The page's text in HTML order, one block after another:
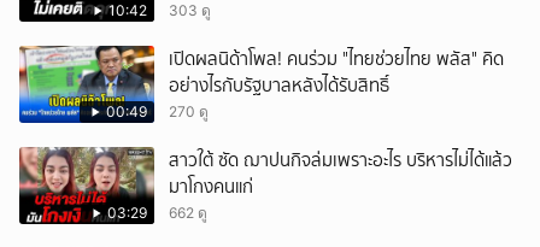
10:42 303 ดู
00:49
เปิดผลนิด้าโพล! คนร่วม "ไทยช่วยไทย พลัส" คิด
อย่างไรกับรัฐบาลหลังได้รับสิทธิ์
270 ดู
03:29
สาวใต้ ซัด ฌาปนกิจล่มเพราะอะไร บริหารไม่ได้แล้ว
มาโกงคนแก่
662 ดู